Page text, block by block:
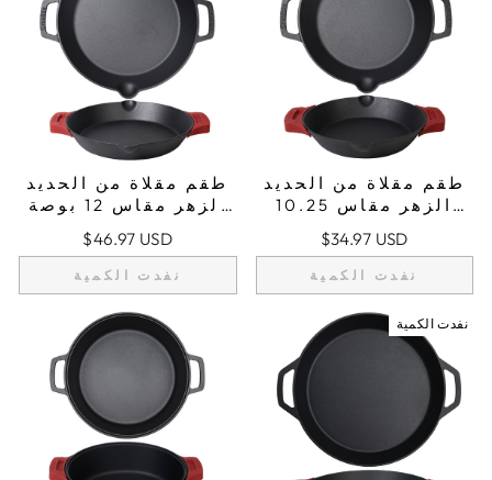
طقم مقلاة من الحديد
الزهر مقاس 12 بوصة
(30 سم) بمقابض
مزدوجة على شكل
حلقة، مقلاة للقلي،
حوامل أواني من
السيليكون
$46.97 USD
نفدت الكمية
طقم مقلاة من الحديد
الزهر مقاس 10.25
بوصة/26 سم بمقابض
مزدوجة على شكل
حلقة، مقلاة للقلي،
حوامل أواني من
السيليكون
$34.97 USD
نفدت الكمية
نفدت الكمية